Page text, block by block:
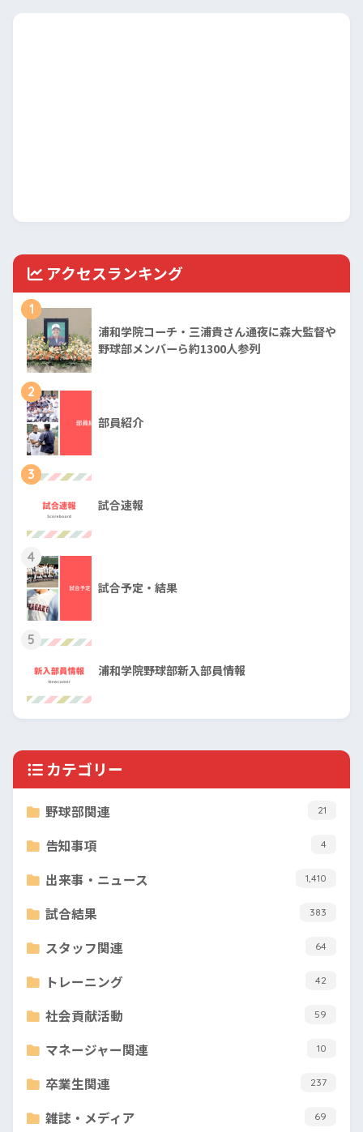
アクセスランキング
1
浦和学院コーチ・三浦貴さん通夜に森大監督や
野球部メンバーら約1300人参列
2
部員紹介
3
試合速報
4
試合予定・結果
5
浦和学院野球部新入部員情報
カテゴリー
野球部関連 21
告知事項 4
出来事・ニュース 1,410
試合結果 383
スタッフ関連 64
トレーニング 42
社会貢献活動 59
マネージャー関連 10
卒業生関連 237
雑誌・メディア 69